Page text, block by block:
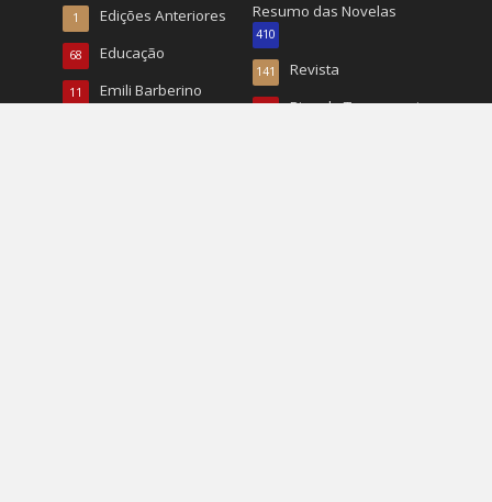
Edições Anteriores
1
Educação
68
Emili Barberino
11
Resumo das Novelas
410
Revista
141
Ricardo Tomassoni